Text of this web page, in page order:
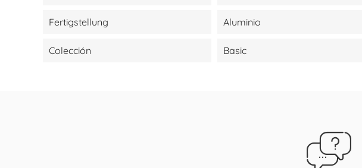
Fertigstellung Aluminio
Colección Basic